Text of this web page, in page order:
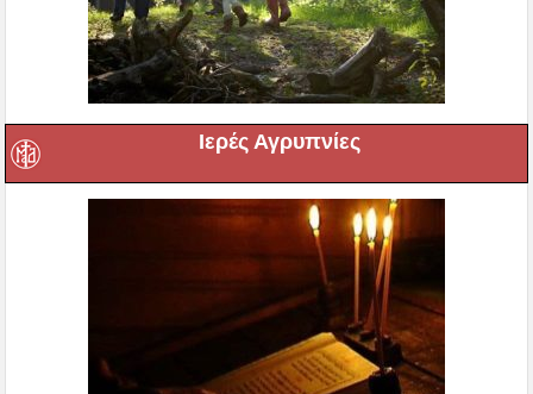
Ιερές Αγρυπνίες